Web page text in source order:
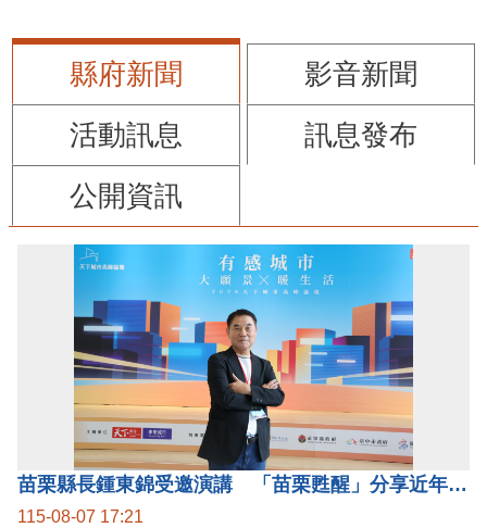
縣府新聞
影音新聞
活動訊息
訊息發布
公開資訊
苗栗縣長鍾東錦受邀演講 「苗栗甦醒」分享近年轉變
115-08-07 17:21